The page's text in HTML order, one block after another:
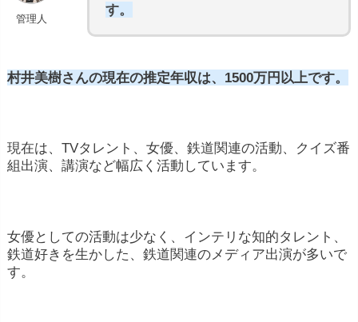
管理人
す。
村井美樹さんの現在の推定年収は、1500万円以上です。
現在は、TVタレント、女優、鉄道関連の活動、クイズ番
組出演、講演など幅広く活動しています。
女優としての活動は少なく、インテリな知的タレント、
鉄道好きを生かした、鉄道関連のメディア出演が多いで
す。